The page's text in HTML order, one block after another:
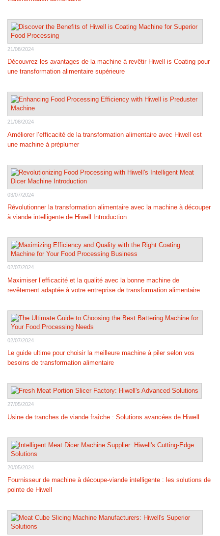
21/08/2024
Découvrez les avantages de la machine à revêtir Hiwell is Coating pour
une transformation alimentaire supérieure
21/08/2024
Améliorer l’efficacité de la transformation alimentaire avec Hiwell est
une machine à préplumer
03/07/2024
Révolutionner la transformation alimentaire avec la machine à découper
à viande intelligente de Hiwell Introduction
02/07/2024
Maximiser l’efficacité et la qualité avec la bonne machine de
revêtement adaptée à votre entreprise de transformation alimentaire
02/07/2024
Le guide ultime pour choisir la meilleure machine à piler selon vos
besoins de transformation alimentaire
27/05/2024
Usine de tranches de viande fraîche : Solutions avancées de Hiwell
20/05/2024
Fournisseur de machine à découpe-viande intelligente : les solutions de
pointe de Hiwell